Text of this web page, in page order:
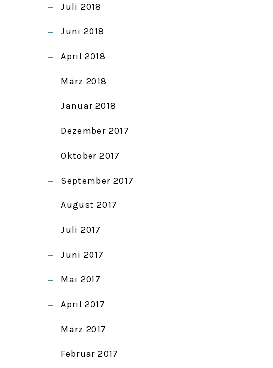
Juli 2018
Juni 2018
April 2018
März 2018
Januar 2018
Dezember 2017
Oktober 2017
September 2017
August 2017
Juli 2017
Juni 2017
Mai 2017
April 2017
März 2017
Februar 2017